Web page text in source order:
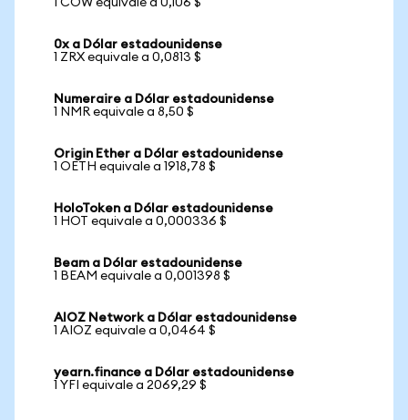
1 COW equivale a 0,106 $
0x a Dólar estadounidense
1 ZRX equivale a 0,0813 $
Numeraire a Dólar estadounidense
1 NMR equivale a 8,50 $
Origin Ether a Dólar estadounidense
1 OETH equivale a 1918,78 $
HoloToken a Dólar estadounidense
1 HOT equivale a 0,000336 $
Beam a Dólar estadounidense
1 BEAM equivale a 0,001398 $
AIOZ Network a Dólar estadounidense
1 AIOZ equivale a 0,0464 $
yearn.finance a Dólar estadounidense
1 YFI equivale a 2069,29 $